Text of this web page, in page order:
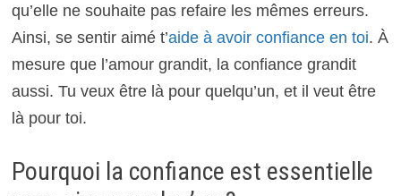
qu’elle ne souhaite pas refaire les mêmes erreurs.
Ainsi, se sentir aimé t’aide à avoir confiance en toi. À
mesure que l’amour grandit, la confiance grandit
aussi. Tu veux être là pour quelqu’un, et il veut être
là pour toi.
Pourquoi la confiance est essentielle